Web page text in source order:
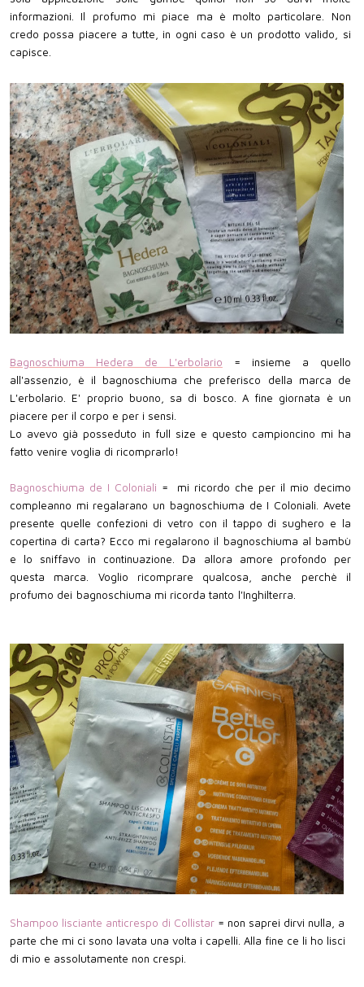
informazioni. Il profumo mi piace ma è molto particolare. Non
credo possa piacere a tutte, in ogni caso è un prodotto valido, si
capisce.
Bagnoschiuma Hedera de L'erbolario = insieme a quello
all'assenzio, è il bagnoschiuma che preferisco della marca de
L'erbolario. E' proprio buono, sa di bosco. A fine giornata è un
piacere per il corpo e per i sensi.
Lo avevo già posseduto in full size e questo campioncino mi ha
fatto venire voglia di ricomprarlo!
Bagnoschiuma de I Coloniali = mi ricordo che per il mio decimo
compleanno mi regalarano un bagnoschiuma de I Coloniali. Avete
presente quelle confezioni di vetro con il tappo di sughero e la
copertina di carta? Ecco mi regalarono il bagnoschiuma al bambù
e lo sniffavo in continuazione. Da allora amore profondo per
questa marca. Voglio ricomprare qualcosa, anche perchè il
profumo dei bagnoschiuma mi ricorda tanto l'Inghilterra.
Shampoo lisciante anticrespo di Collistar = non saprei dirvi nulla, a
parte che mi ci sono lavata una volta i capelli. Alla fine ce li ho lisci
di mio e assolutamente non crespi.